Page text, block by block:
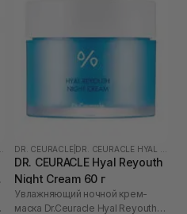
DR. CEURACLE
DR. CEURACLE Hyal Reyouth
Night Cream 60 г
Увлажняющий ночной крем-
маска Dr.Ceuracle Hyal Reyouth